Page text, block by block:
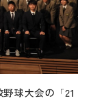
球大会の「21